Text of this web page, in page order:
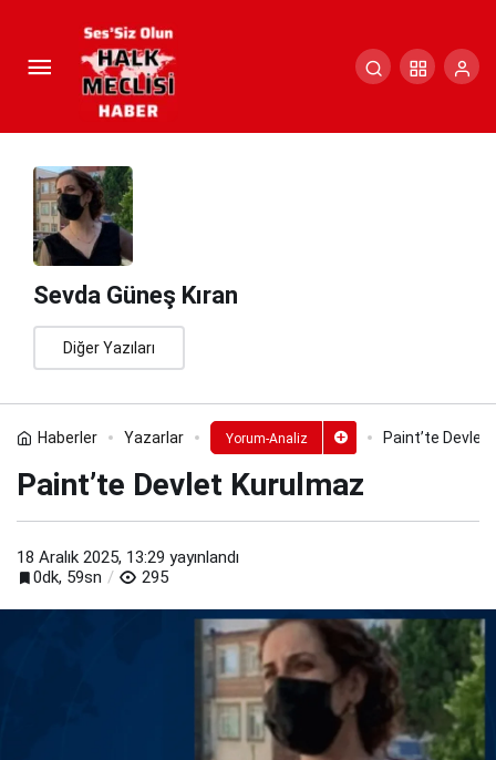
Sevda Güneş Kıran
Diğer Yazıları
Haberler Yazarlar Yorum-Analiz Paint’te Devlet
Paint’te Devlet Kurulmaz
18 Aralık 2025, 13:29 yayınlandı
0dk, 59sn
295
Paint’te Devlet Kurulmaz
Yorum Yap